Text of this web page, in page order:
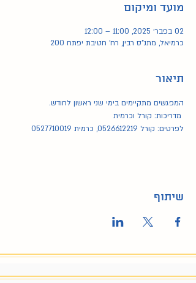
מועד ומיקום
02 בפבר׳ 2025, 11:00 – 12:00
כרמיאל, מתנ"ס רבין, רח' חטיבת יפתח 200
תיאור
המפגשים מתקיימים בימי שני ראשון לחודש.
מדריכות: קורל וכרמית
לפרטים: קורל 0526612219, כרמית 0527710019
שיתוף